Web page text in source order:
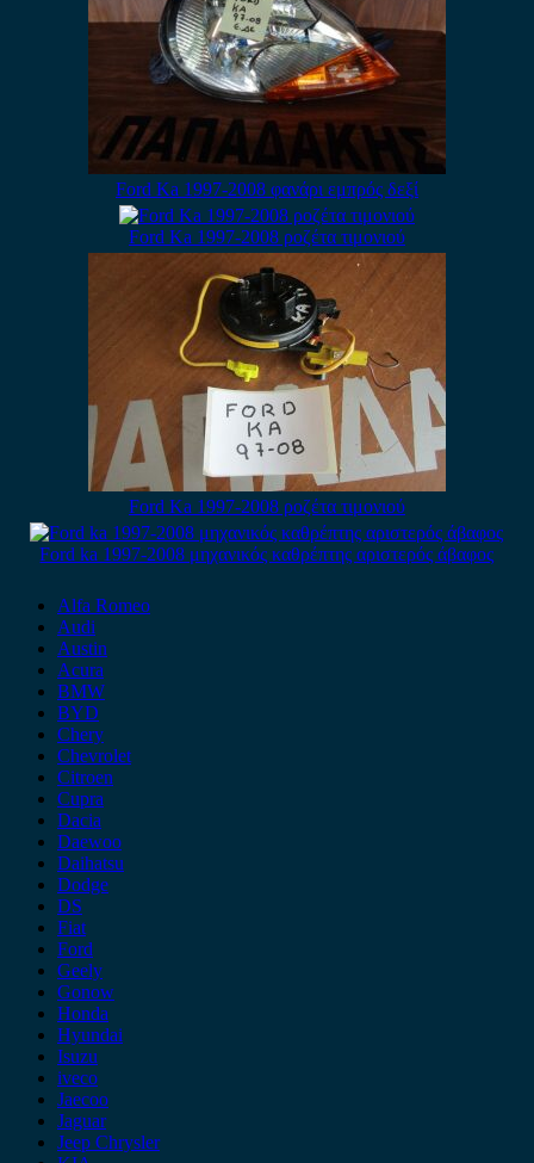
Ford Κa 1997-2008 φανάρι εμπρός δεξί
Ford Ka 1997-2008 ροζέτα τιμονιού
Ford Ka 1997-2008 ροζέτα τιμονιού
Ford ka 1997-2008 μηχανικός καθρέπτης αριστερός άβαφος
Alfa Romeo
Audi
Austin
Acura
BMW
BYD
Chery
Chevrolet
Citroen
Cupra
Dacia
Daewoo
Daihatsu
Dodge
DS
Fiat
Ford
Geely
Gonow
Honda
Hyundai
Isuzu
iveco
Jaecoo
Jaguar
Jeep Chrysler